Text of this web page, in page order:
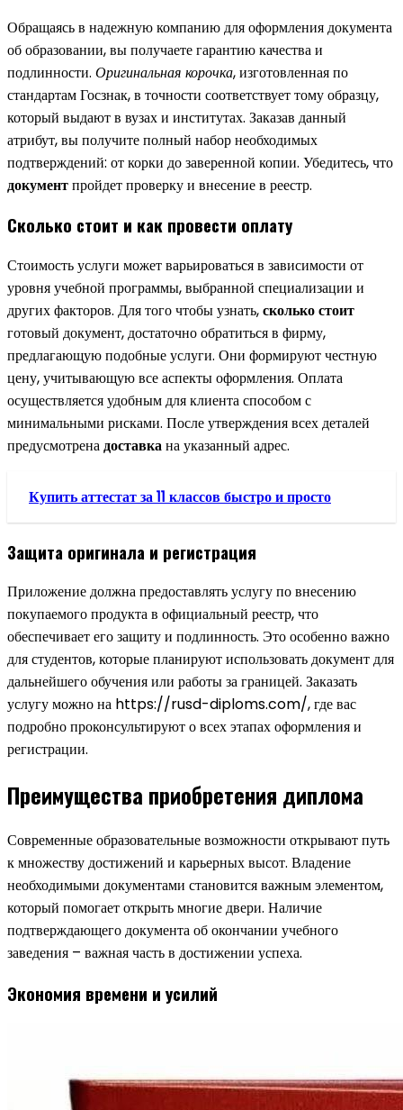
Обращаясь в надежную компанию для оформления документа
об образовании, вы получаете гарантию качества и
подлинности. Оригинальная корочка, изготовленная по
стандартам Госзнак, в точности соответствует тому образцу,
который выдают в вузах и институтах. Заказав данный
атрибут, вы получите полный набор необходимых
подтверждений: от корки до заверенной копии. Убедитесь, что
документпройдет проверку и внесение в реестр.
Сколько стоит и как провести оплату
Стоимость услуги может варьироваться в зависимости от
уровня учебной программы, выбранной специализации и
других факторов. Для того чтобы узнать,сколько стоит
готовый документ, достаточно обратиться в фирму,
предлагающую подобные услуги. Они формируют честную
цену, учитывающую все аспекты оформления. Оплата
осуществляется удобным для клиента способом с
минимальными рисками. После утверждения всех деталей
предусмотренадоставкана указанный адрес.
Купить аттестат за 11 классов быстро и просто
Защита оригинала и регистрация
Приложение должна предоставлять услугу по внесению
покупаемого продукта в официальный реестр, что
обеспечивает его защиту и подлинность. Это особенно важно
для студентов, которые планируют использовать документ для
дальнейшего обучения или работы за границей. Заказать
услугу можно на https://rusd-diploms.com/, где вас
подробно проконсультируют о всех этапах оформления и
регистрации.
Преимущества приобретения диплома
Современные образовательные возможности открывают путь
к множеству достижений и карьерных высот. Владение
необходимыми документами становится важным элементом,
который помогает открыть многие двери. Наличие
подтверждающего документа об окончании учебного
заведения – важная часть в достижении успеха.
Экономия времени и усилий